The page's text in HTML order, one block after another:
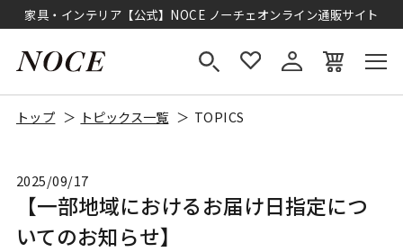
家具・インテリア【公式】NOCE ノーチェオンライン通販サイト
トップ トピックス一覧 TOPICS
2025/09/17
【一部地域におけるお届け日指定につ
いてのお知らせ】